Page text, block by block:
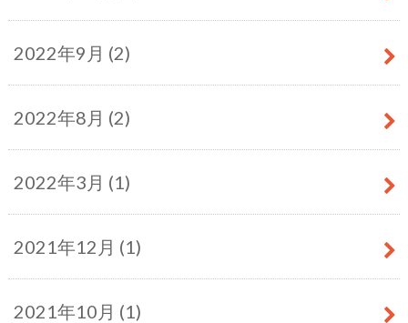
2022年9月 (2)
2022年8月 (2)
2022年3月 (1)
2021年12月 (1)
2021年10月 (1)